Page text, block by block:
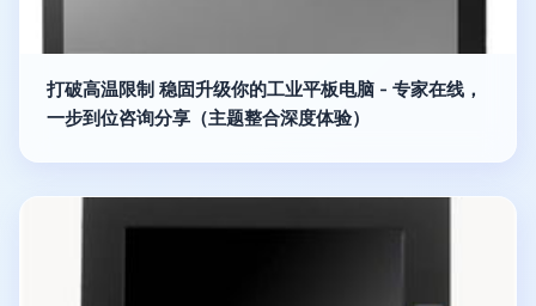
打破高温限制 稳固升级你的工业平板电脑 - 专家在线，
一步到位咨询分享（主题整合深度体验）